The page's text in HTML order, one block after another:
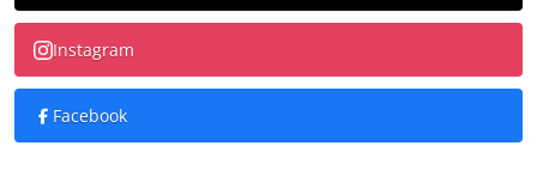
Instagram
Facebook